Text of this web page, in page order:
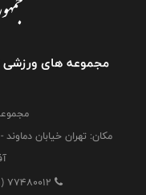
مجموعه های
مکان: تهران خیابان
77480012